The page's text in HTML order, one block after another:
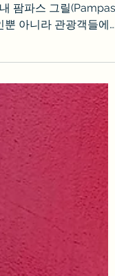
메뉴
로 사람들로 길게 늘어
어렵지 않습니다 부페
돌면서...